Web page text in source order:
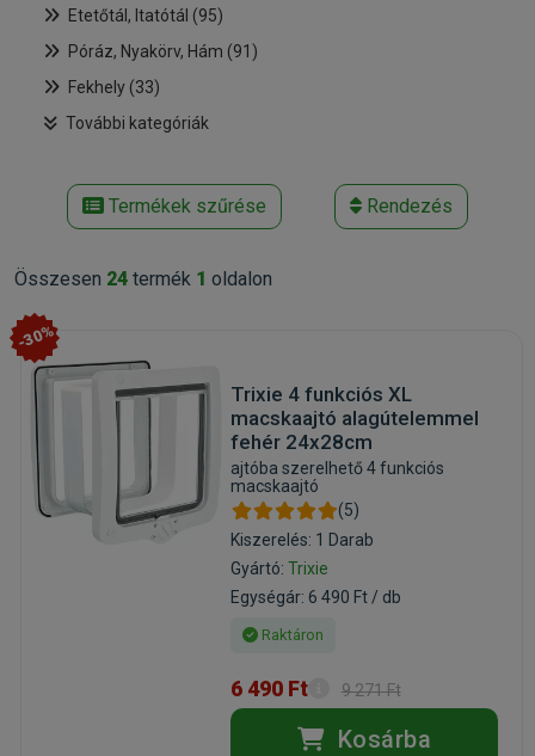
Etetőtál, Itatótál (95)
Póráz, Nyakörv, Hám (91)
Fekhely (33)
További kategóriák
Termékek szűrése Rendezés
Összesen 24 termék 1 oldalon
-30%
Trixie 4 funkciós XL
macskaajtó alagútelemmel
fehér 24x28cm
ajtóba szerelhető 4 funkciós
macskaajtó
(5)
Kiszerelés: 1 Darab
Gyártó: Trixie
Egységár: 6 490 Ft / db
Raktáron
6 490 Ft 9 271 Ft
Kosárba